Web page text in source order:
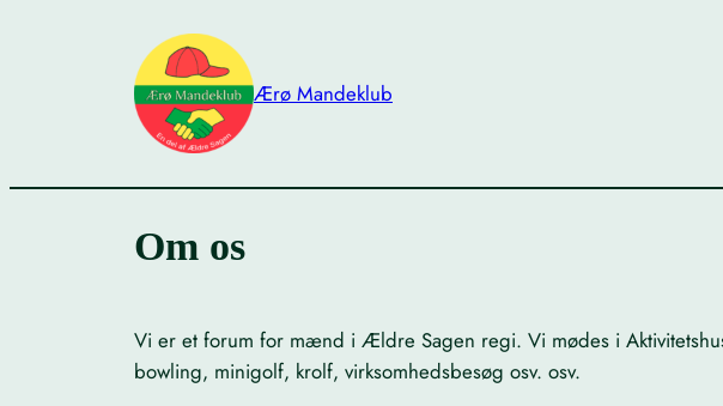
Ærø Mandeklub
Om os
Vi er et forum for mænd i Ældre Sagen regi. Vi mødes i
bowling, minigolf, krolf, virksomhedsbesøg osv. osv.